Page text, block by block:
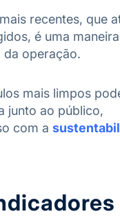
recentes, que
é uma
operação.
mais limpos
junto ao público,
com a